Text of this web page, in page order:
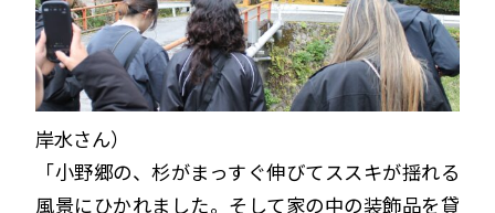
岸水さん）
「小野郷の、杉がまっすぐ伸びてススキが揺れる
風景にひかれました。そして家の中の装飾品を貸